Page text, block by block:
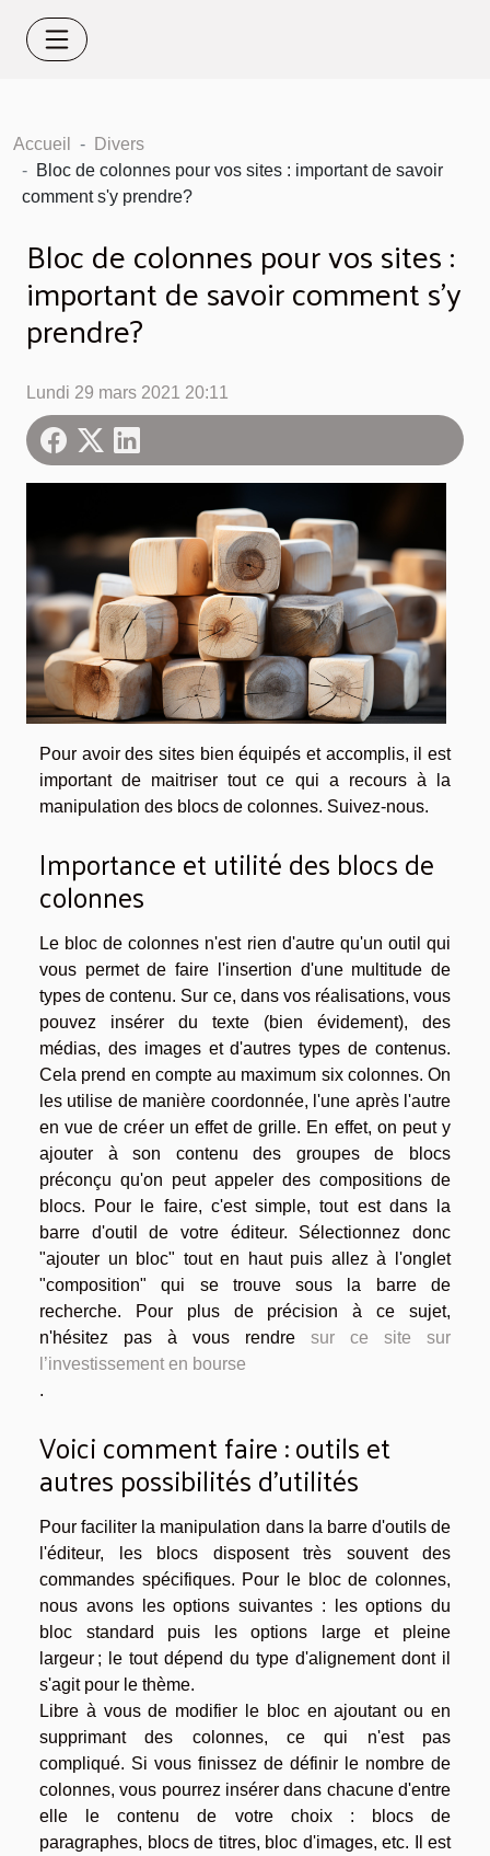
Accueil
Divers
Bloc de colonnes pour vos sites : important de savoir
comment s'y prendre?
Bloc de colonnes pour vos sites :
important de savoir comment s'y
prendre?
Lundi 29 mars 2021 20:11
Pour avoir des sites bien équipés et accomplis, il est
important de maitriser tout ce qui a recours à la
manipulation des blocs de colonnes. Suivez-nous.
Importance et utilité des blocs de
colonnes
Le bloc de colonnes n'est rien d'autre qu'un outil qui
vous permet de faire l'insertion d'une multitude de
types de contenu. Sur ce, dans vos réalisations, vous
pouvez insérer du texte (bien évidement), des
médias, des images et d'autres types de contenus.
Cela prend en compte au maximum six colonnes. On
les utilise de manière coordonnée, l'une après l'autre
en vue de créer un effet de grille. En effet, on peut y
ajouter à son contenu des groupes de blocs
préconçu qu'on peut appeler des compositions de
blocs. Pour le faire, c'est simple, tout est dans la
barre d'outil de votre éditeur. Sélectionnez donc
"ajouter un bloc" tout en haut puis allez à l'onglet
"composition" qui se trouve sous la barre de
recherche. Pour plus de précision à ce sujet,
n'hésitez pas à vous rendre sur ce site sur
l’investissement en bourse
.
Voici comment faire : outils et
autres possibilités d'utilités
Pour faciliter la manipulation dans la barre d'outils de
l'éditeur, les blocs disposent très souvent des
commandes spécifiques. Pour le bloc de colonnes,
nous avons les options suivantes : les options du
bloc standard puis les options large et pleine
largeur ; le tout dépend du type d'alignement dont il
s'agit pour le thème.
Libre à vous de modifier le bloc en ajoutant ou en
supprimant des colonnes, ce qui n'est pas
compliqué. Si vous finissez de définir le nombre de
colonnes, vous pourrez insérer dans chacune d'entre
elle le contenu de votre choix : blocs de
paragraphes, blocs de titres, bloc d'images, etc. Il est